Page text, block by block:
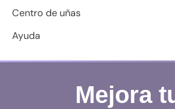
Centro de uñas
Ayuda
Mejora